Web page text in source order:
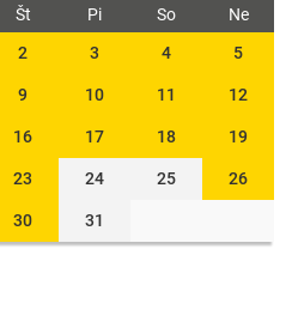
Št Pi So
Ne
2 3 4 5
9 10 11 12
16 17 18 19
23 24 25 26
30 31